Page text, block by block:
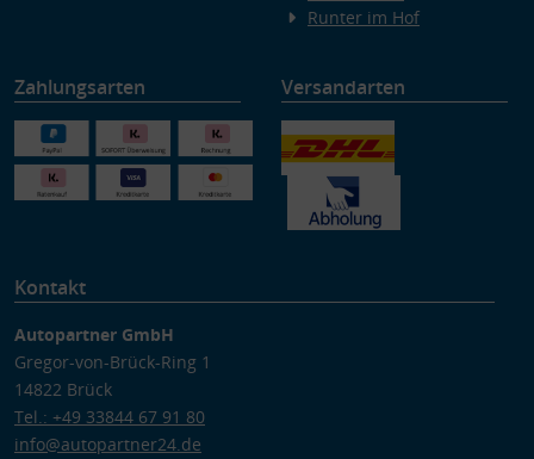
Runter im Hof
Zahlungsarten Versandarten
Kontakt
Autopartner GmbH
Gregor-von-Brück-Ring 1
14822 Brück
Tel.: +49 33844 67 91 80
info@autopartner24.de